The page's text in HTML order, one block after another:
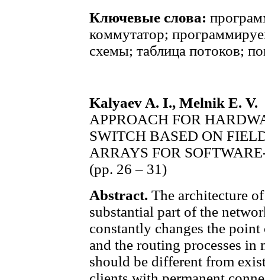
Ключевые слова:
коммутатор;
схемы; таблица потоков;
Kalyaev A. I., Melnik E. V.
APPROACH FOR
SWITCH BASED ON
ARRAYS FOR
(pp. 26 – 31)
Abstract. The architecture
substantial part of the
constantly changes the
and the routing processes
should be different from